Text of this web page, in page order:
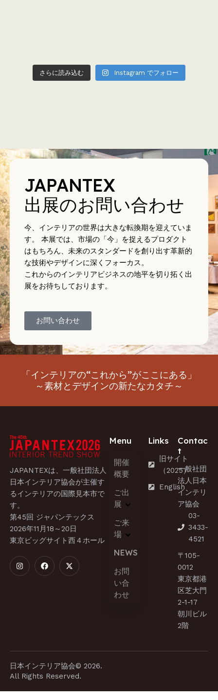
さらに読み込む Instagram でフォロー
JAPANTEX
出展のお問い合わせ
今、インテリアの世界は大きな転換期を迎えていま
す。 本展では、市場の「今」を捉えるプロダクト
はもちろん、未来のスタンダードを創り出す革新的
な技術やデザインに深くフォーカス。
これからのインテリアビジネスの地平を切り拓く出
展をお待ちしております。
お問い合わせ
「インテリアの“これから”がここにある」
～素材とデザインの新たなカタチ～
JAPANTEXは、一般社団法人
日本インテリア協会が主催す
るインテリアの国際見本市で
す。​
第45回 ジャパンテックス
2026年11月18～20日
東京ビッグサイト西４ホール
Menu
開催
概要
ご出
展
ご来
場
NEWS
お問
い合
わせ
Links
旧サイト
（2025）
English
Contac
t
一般社団
法人日本
インテリ
ア協会
03-
3433-
4521
〒105-
0012
東京都港
区芝大門
2-1-17
朝川ビル
2階
日本インテリア協会© 2026.
All Rights Reserved.